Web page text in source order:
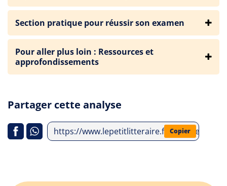
Section pratique pour réussir son examen
Pour aller plus loin : Ressources et
approfondissements
Partager cette analyse
https://www.lepetitlitteraire.fr/analyses-
Copier